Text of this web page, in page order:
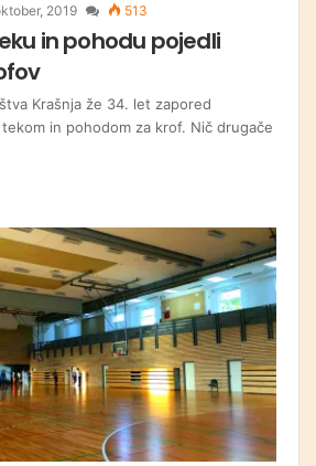
2019 513
in pohodu pojedli
Krašnja že 34. let zapored
in pohodom za krof. Nič drugače